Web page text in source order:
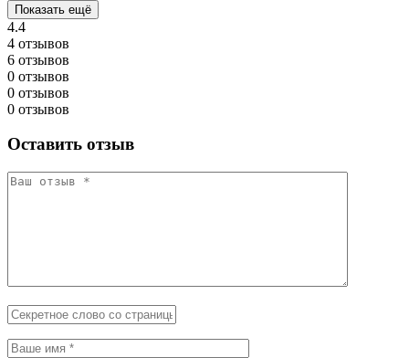
Показать ещё
4.4
4 отзывов
6 отзывов
0 отзывов
0 отзывов
0 отзывов
Оставить отзыв